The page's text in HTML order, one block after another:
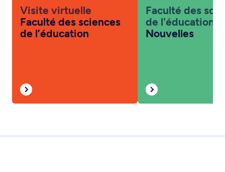
Visite virtuelle
Faculté des sciences
de l’éducation
Faculté des
de l'éducation
Nouvelles